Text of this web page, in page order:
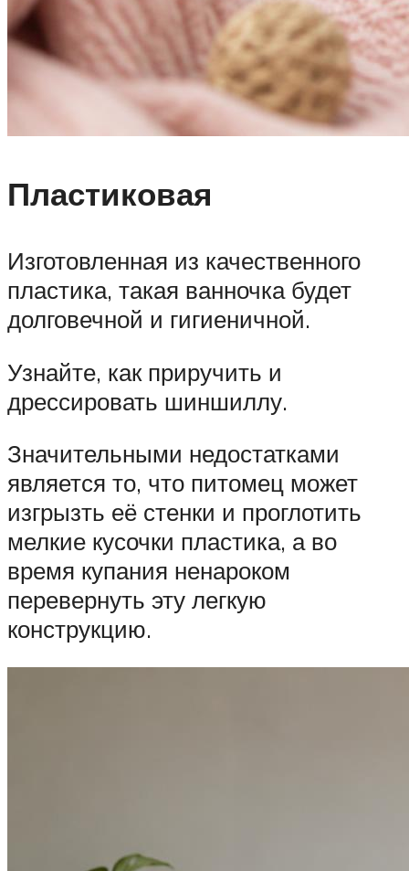
Пластиковая
Изготовленная из качественного
пластика, такая ванночка будет
долговечной и гигиеничной.
Узнайте, как приручить и
дрессировать шиншиллу.
Значительными недостатками
является то, что питомец может
изгрызть её стенки и проглотить
мелкие кусочки пластика, а во
время купания ненароком
перевернуть эту легкую
конструкцию.